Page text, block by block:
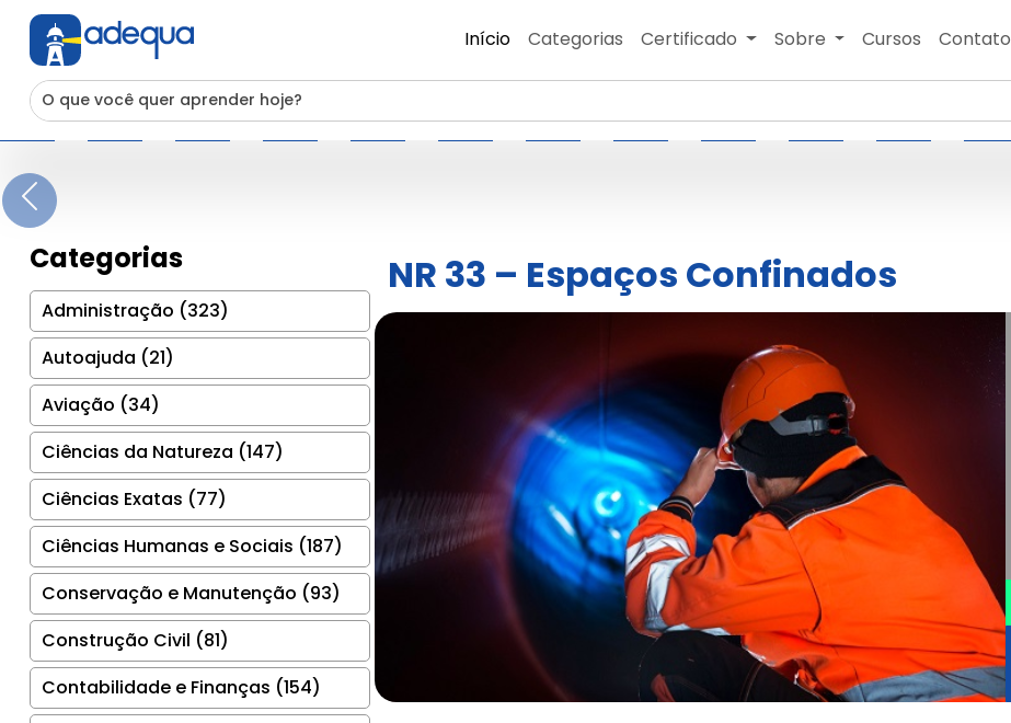
Início Categorias Certificado Sobre Cursos Contato
Previous
Categorias
Administração (323)
Autoajuda (21)
Aviação (34)
Ciências da Natureza (147)
Ciências Exatas (77)
Ciências Humanas e Sociais (187)
Conservação e Manutenção (93)
Construção Civil (81)
Contabilidade e Finanças (154)
NR 33 – Espaços Confinados